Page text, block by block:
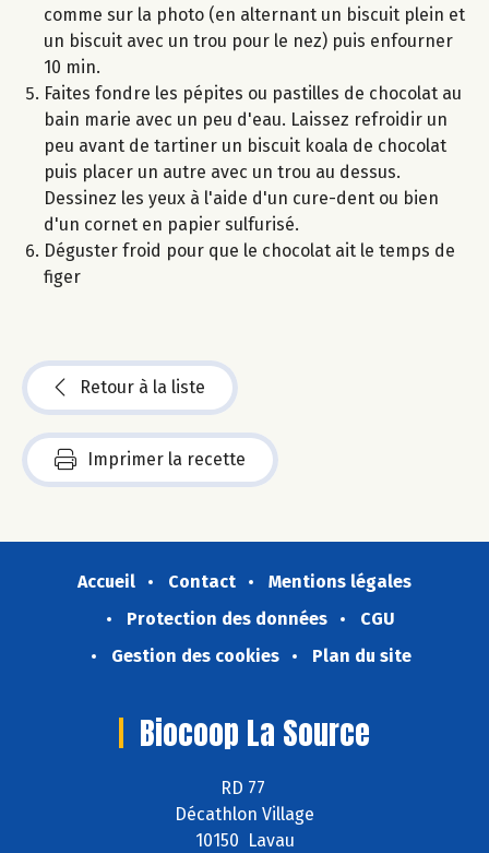
comme sur la photo (en alternant un biscuit plein et
un biscuit avec un trou pour le nez) puis enfourner
10 min.
Faites fondre les pépites ou pastilles de chocolat au
bain marie avec un peu d'eau. Laissez refroidir un
peu avant de tartiner un biscuit koala de chocolat
puis placer un autre avec un trou au dessus.
Dessinez les yeux à l'aide d'un cure-dent ou bien
d'un cornet en papier sulfurisé.
Déguster froid pour que le chocolat ait le temps de
figer
Retour à la liste
Imprimer la recette
Accueil Contact
Mentions légales
Protection des données
CGU
Gestion des cookies
Plan du site
Biocoop La Source
RD 77
Décathlon Village
10150 Lavau